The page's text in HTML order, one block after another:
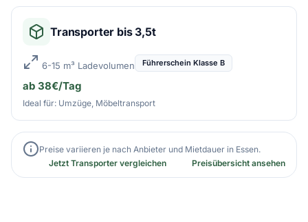
Transporter bis 3,5t
6-15 m³ Ladevolumen Führerschein Klasse B
ab 38€/Tag
Ideal für: Umzüge, Möbeltransport
Preise variieren je nach Anbieter und Mietdauer in Essen.
Jetzt Transporter vergleichen
Preisübersicht ansehen